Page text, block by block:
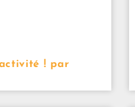
! par